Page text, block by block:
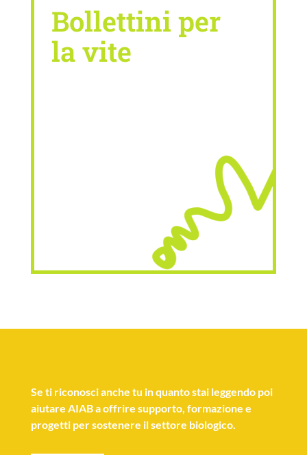
Bollettini per
la vite
Se ti riconosci anche tu in quanto stai leggendo poi
aiutare AIAB a offrire supporto, formazione e
progetti per sostenere il settore biologico.